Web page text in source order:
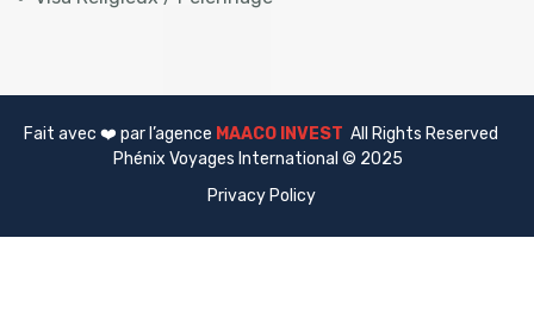
Fait avec ❤️ par l’agence MAACO INVEST All Rights Reserved
Phénix Voyages International © 2025
Privacy Policy